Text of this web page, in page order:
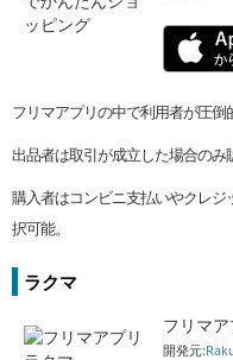
フリマアプリの中で利用者が圧倒
出品者は取引が成立した場合のみ
購入者はコンビニ支払いやクレ
択可能。
ラクマ
フリマ
開発元: